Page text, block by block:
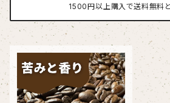
1500円以上購入で送料無料と